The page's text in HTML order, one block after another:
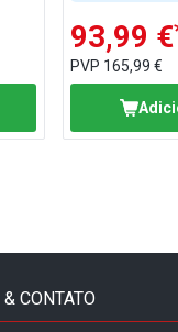
93,99 €
PVP 165,99 €
CONTATO